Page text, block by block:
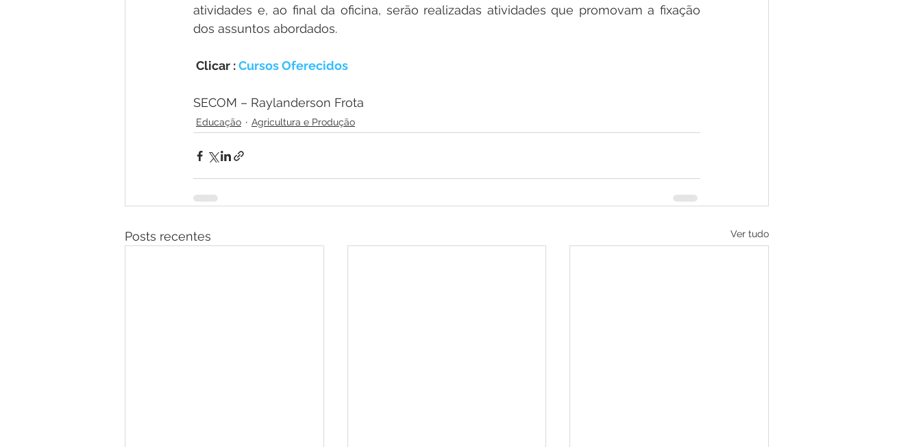
atividades e, ao final da oficina, serão realizadas atividades que promovam a fixação
dos assuntos abordados.
Clicar : Cursos Oferecidos
SECOM – Raylanderson Frota
Educação Agricultura e Produção
Posts recentes Ver tudo